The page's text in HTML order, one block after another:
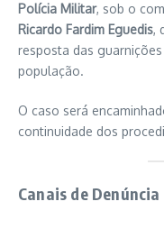
Polícia Militar, sob o
Ricardo Fardim Eguedis,
resposta das
população.
O caso será
continuidade dos
Canais de Denúncia